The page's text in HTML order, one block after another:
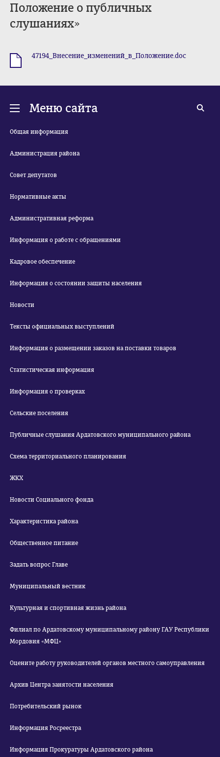
Положение о публичных
слушаниях»
47194_Внесение_изменений_в_Положение.doc
Меню сайта
Общая информация
Администрация района
Совет депутатов
Нормативные акты
Административная реформа
Информация о работе с обращениями
Кадровое обеспечение
Информация о состоянии защиты населения
Новости
Тексты официальных выступлений
Информация о размещении заказов на поставки товаров
Статистическая информация
Информация о проверках
Сельские поселения
Публичные слушания Ардатовского муниципального района
Схема территориального планирования
ЖКХ
Новости Социального фонда
Характеристика района
Общественное питание
Задать вопрос Главе
Муниципальный вестник
Культурная и спортивная жизнь района
Филиал по Ардатовскому муниципальному району ГАУ Республики
Мордовия «МФЦ»
Оцените работу руководителей органов местного самоуправления
Архив Центра занятости населения
Потребительский рынок
Информация Росреестра
Информация Прокуратуры Ардатовского района